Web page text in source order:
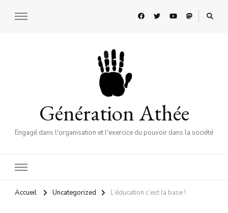
Génération Athée
Engagé dans l'organisation et l'exercice du pouvoir dans la société
Accueil Uncategorized L’éducation c’est la base !